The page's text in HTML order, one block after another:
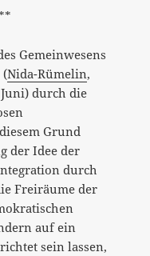
Gemeinwesens
(Nida-Rümelin,
durch die
Grund
der Idee der
durch
Freiräume der
auf ein
sein lassen,